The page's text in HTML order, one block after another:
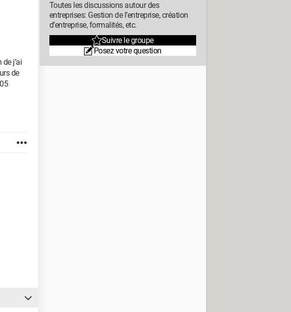
j’ai
de
Toutes les discussions autour des
entreprises: Gestion de l’entreprise, création
d’entreprise, formalités, etc.
Suivre le groupe
Posez votre question